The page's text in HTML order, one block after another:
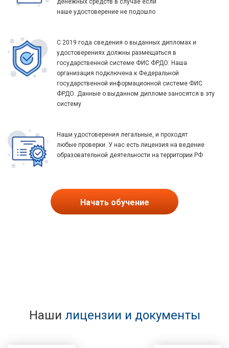
денежных средств в случае если
наше удостоверение не подошло
С 2019 года сведения о выданных дипломах и
удостоверениях должны размещаться в
государственной системе ФИС ФРДО. Наша
организация подключена к Федеральной
государственной информационной системе ФИС
ФРДО. Данные о выданном дипломе заносятся в эту
систему
Наши удостоверения легальные, и проходят
любые проверки. У нас есть лицензия на ведение
образовательной деятельности на территории РФ
Начать обучение
Наши лицензии и документы